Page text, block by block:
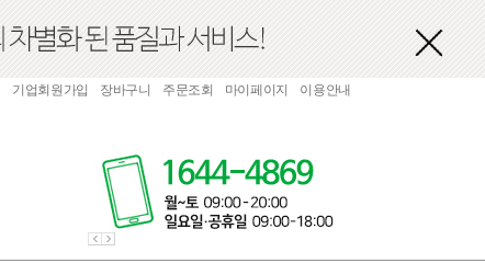
기업회원가입 장바구니 주문조회 마이페이지 이용안내